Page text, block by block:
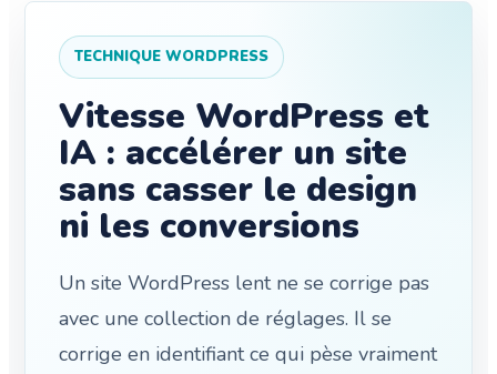
TECHNIQUE WORDPRESS
Vitesse WordPress et
IA : accélérer un site
sans casser le design
ni les conversions
Un site WordPress lent ne se corrige pas
avec une collection de réglages. Il se
corrige en identifiant ce qui pèse vraiment